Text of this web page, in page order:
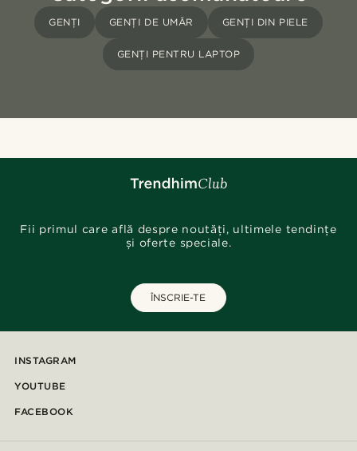
GENȚI GENȚI DE UMĂR GENȚI DIN PIELE
GENȚI PENTRU LAPTOP
Fii primul care află despre noutăți, ultimele tendințe
și oferte speciale.
ÎNSCRIE-TE
INSTAGRAM
YOUTUBE
FACEBOOK